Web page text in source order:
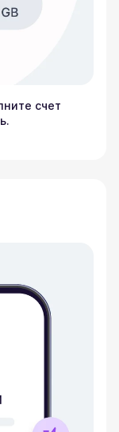
счет